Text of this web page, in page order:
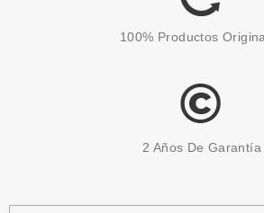
100% Productos
2 Años De Garantía